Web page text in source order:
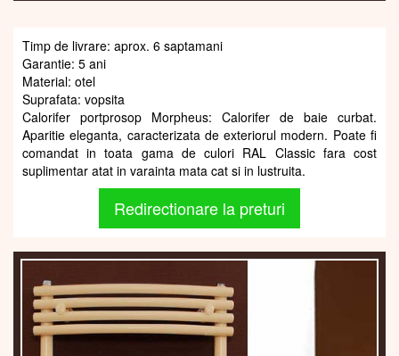
Timp de livrare: aprox. 6 saptamani
Garantie: 5 ani
Material: otel
Suprafata: vopsita
Calorifer portprosop Morpheus: Calorifer de baie curbat.
Aparitie eleganta, caracterizata de exteriorul modern. Poate fi
comandat in toata gama de culori RAL Classic fara cost
suplimentar atat in varainta mata cat si in lustruita.
Redirectionare la preturi